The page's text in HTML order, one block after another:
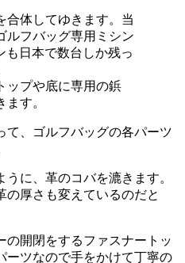
て、ゴルフバッグの各パーツ
に、革のコバを漉きます。
の厚さも変えているのだと
の開閉をするファスナートッ
ーツなので手をかけて丁寧の